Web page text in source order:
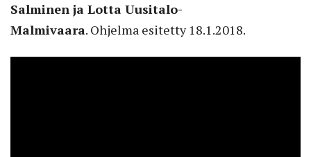
Salminen ja Lotta Uusitalo-
Malmivaara. Ohjelma esitetty 18.1.2018.